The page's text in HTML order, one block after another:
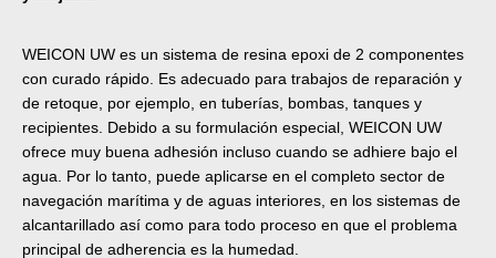
WEICON UW es un sistema de resina epoxi de 2 componentes
con curado rápido. Es adecuado para trabajos de reparación y
de retoque, por ejemplo, en tuberías, bombas, tanques y
recipientes. Debido a su formulación especial, WEICON UW
ofrece muy buena adhesión incluso cuando se adhiere bajo el
agua. Por lo tanto, puede aplicarse en el completo sector de
navegación marítima y de aguas interiores, en los sistemas de
alcantarillado así como para todo proceso en que el problema
principal de adherencia es la humedad.